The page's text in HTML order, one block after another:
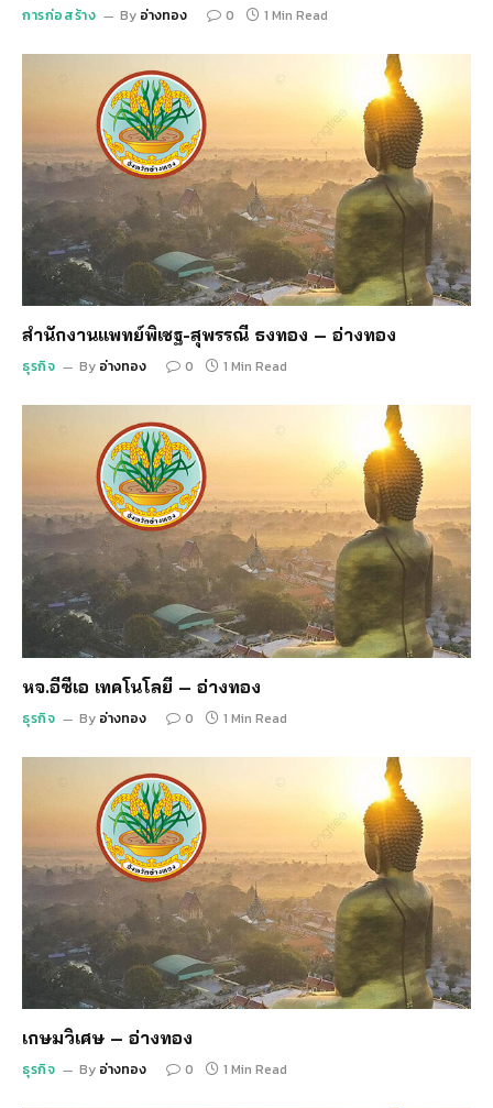
การก่อสร้าง By อ่างทอง 0 1 Min Read
สำนักงานแพทย์พิเชฐ-สุพรรณี ธงทอง – อ่างทอง
ธุรกิจ By อ่างทอง 0 1 Min Read
หจ.อีซีเอ เทคโนโลยี – อ่างทอง
ธุรกิจ By อ่างทอง 0 1 Min Read
เกษมวิเศษ – อ่างทอง
ธุรกิจ By อ่างทอง 0 1 Min Read